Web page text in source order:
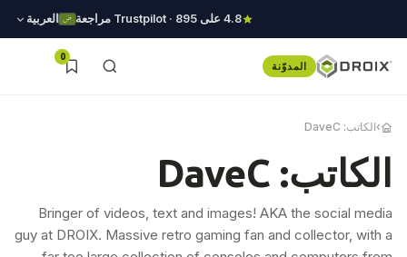
4.8 على Trustpilot · 895 مراجعة العربية
المدوّنة
0
›الكاتب: DaveC
الكاتب: DaveC
Bringer of videos, text and images! AKA the social media
guy at DROIX. Massive retro gaming fan and collector, with a